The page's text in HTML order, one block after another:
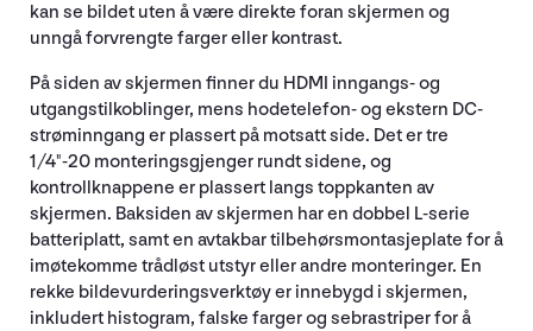
kan se bildet uten å være direkte foran skjermen og
unngå forvrengte farger eller kontrast.
På siden av skjermen finner du HDMI inngangs- og
utgangstilkoblinger, mens hodetelefon- og ekstern DC-
strøminngang er plassert på motsatt side. Det er tre
1/4"-20 monteringsgjenger rundt sidene, og
kontrollknappene er plassert langs toppkanten av
skjermen. Baksiden av skjermen har en dobbel L-serie
batteriplatt, samt en avtakbar tilbehørsmontasjeplate for å
imøtekomme trådløst utstyr eller andre monteringer. En
rekke bildevurderingsverktøy er innebygd i skjermen,
inkludert histogram, falske farger og sebrastriper for å